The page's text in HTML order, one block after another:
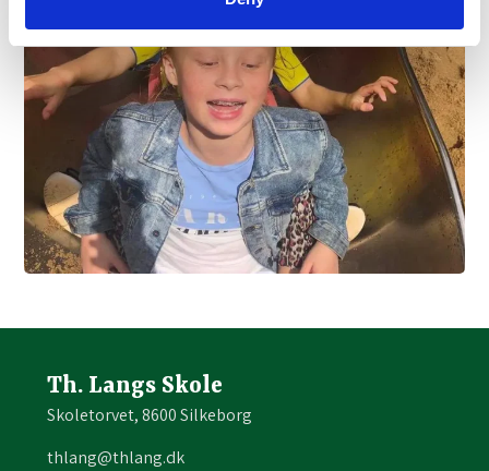
Th. Langs Skole
Skoletorvet, 8600 Silkeborg
thlang@thlang.dk